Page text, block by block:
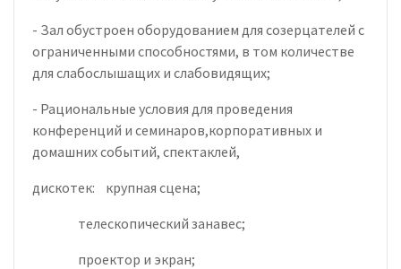
- Зал обустроен оборудованием для созерцателей с
ограниченными способностями, в том количестве
для слабослышащих и слабовидящих;
- Рациональные условия для проведения
конференций и семинаров,корпоративных и
домашних событий, спектаклей,
дискотек: крупная сцена;
телескопический занавес;
проектор и экран;